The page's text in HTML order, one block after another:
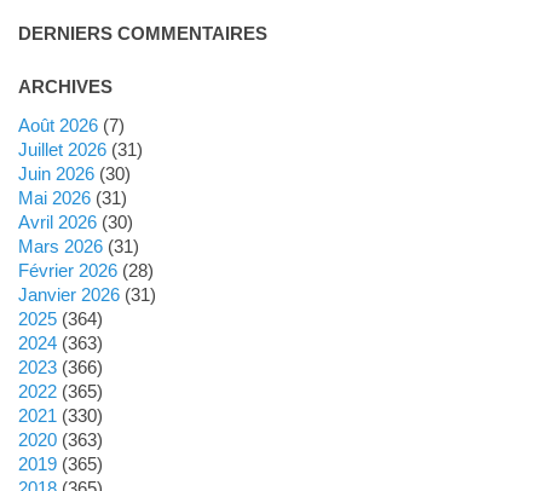
DERNIERS COMMENTAIRES
ARCHIVES
août 2026(7)
juillet 2026(31)
juin 2026(30)
mai 2026(31)
avril 2026(30)
mars 2026(31)
février 2026(28)
janvier 2026(31)
2025(364)
2024(363)
2023(366)
2022(365)
2021 (330)
2020(363)
2019(365)